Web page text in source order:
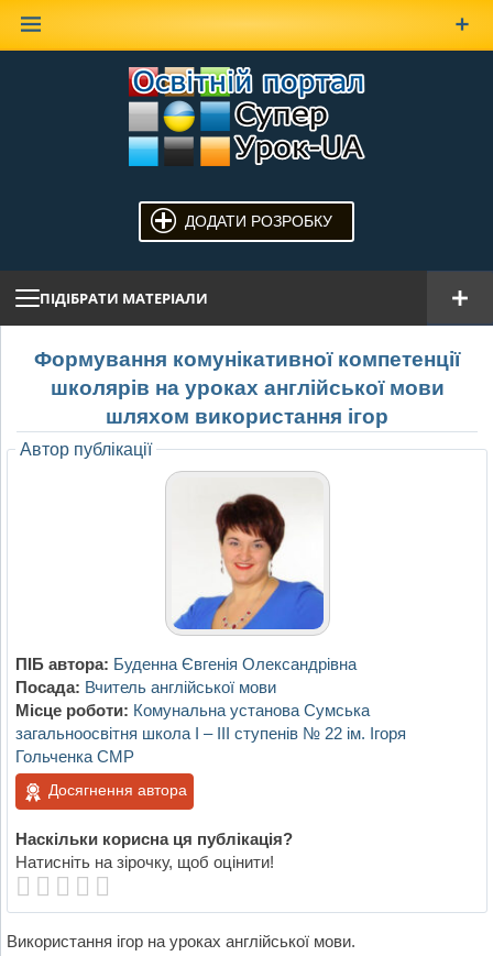
ДОДАТИ РОЗРОБКУ
ПІДІБРАТИ МАТЕРІАЛИ
Формування комунікативної компетенції
школярів на уроках англійської мови
шляхом використання ігор
Автор публікації
ПІБ автора: Буденна Євгенія Олександрівна
Посада: Вчитель англійської мови
Місце роботи: Комунальна установа Сумська
загальноосвітня школа І – ІІІ ступенів № 22 ім. Ігоря
Гольченка СМР
Досягнення автора
Наскільки корисна ця публікація?
Натисніть на зірочку, щоб оцінити!
Використання ігор на уроках англійської мови.